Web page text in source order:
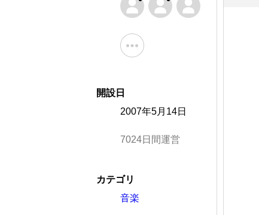
開設日
2007年5月14日
7024日間運営
カテゴリ
音楽